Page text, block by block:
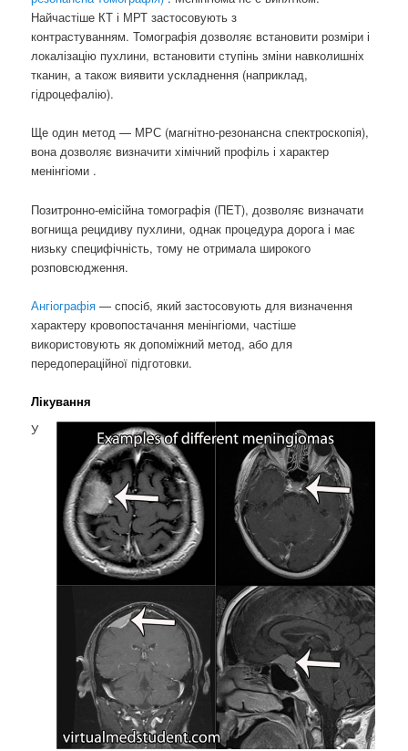
Найчастіше КТ і МРТ застосовують з
контрастуванням. Томографія дозволяє встановити розміри і
локалізацію пухлини, встановити ступінь зміни навколишніх
тканин, а також виявити ускладнення (наприклад,
гідроцефалію).
Ще один метод — МРС (магнітно-резонансна спектроскопія),
вона дозволяє визначити хімічний профіль і характер
менінгіоми .
Позитронно-емісійна томографія (ПЕТ), дозволяє визначати
вогнища рецидиву пухлини, однак процедура дорога і має
низьку специфічність, тому не отримала широкого
розповсюдження.
Ангіографія— спосіб, який застосовують для визначення
характеру кровопостачання менінгіоми, частіше
використовують як допоміжний метод, або для
передопераційної підготовки.
Лікування
У